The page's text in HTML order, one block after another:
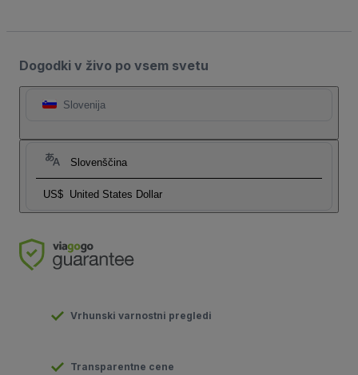
Dogodki v živo po vsem svetu
Slovenija
Slovenščina
US$ United States Dollar
Vrhunski varnostni pregledi
Transparentne cene